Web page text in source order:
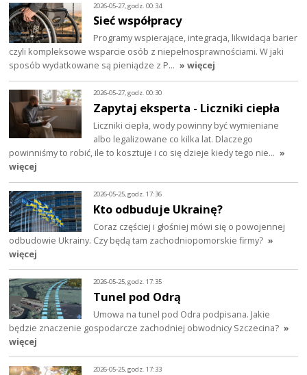
2026-05-27, godz. 00:34
Sieć współpracy
Programy wspierające, integracja, likwidacja barier
czyli kompleksowe wsparcie osób z niepełnosprawnościami. W jaki
sposób wydatkowane są pieniądze z P… » więcej
2026-05-27, godz. 00:30
Zapytaj eksperta - Liczniki ciepła
Liczniki ciepła, wody powinny być wymieniane
albo legalizowane co kilka lat. Dlaczego
powinniśmy to robić, ile to kosztuje i co się dzieje kiedy tego nie… »
więcej
2026-05-25, godz. 17:36
Kto odbuduje Ukrainę?
Coraz częściej i głośniej mówi się o powojennej
odbudowie Ukrainy. Czy będą tam zachodniopomorskie firmy? »
więcej
2026-05-25, godz. 17:35
Tunel pod Odrą
Umowa na tunel pod Odra podpisana. Jakie
będzie znaczenie gospodarcze zachodniej obwodnicy Szczecina? »
więcej
2026-05-25, godz. 17:33